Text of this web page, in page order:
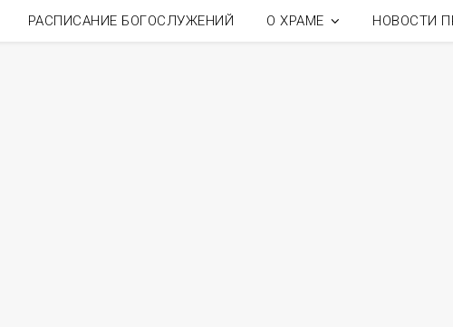
РАСПИСАНИЕ БОГОСЛУЖЕНИЙ О ХРАМЕ НОВОСТИ